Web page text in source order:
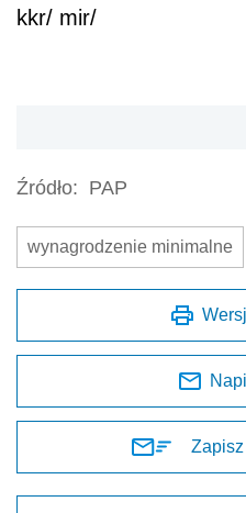
kkr/ mir/
Źródło: PAP
wynagrodzenie minimalne